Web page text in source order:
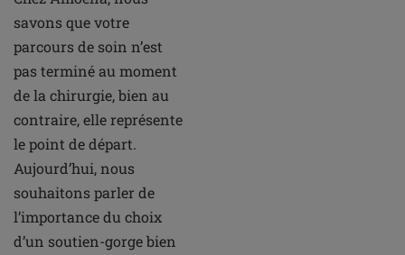
savons que votre
parcours de soin n’est
pas terminé au moment
de la chirurgie, bien au
contraire, elle représente
le point de départ.
Aujourd’hui, nous
souhaitons parler de
l’importance du choix
d’un soutien-gorge bien